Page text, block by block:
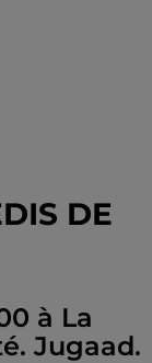
DE
à La
Jugaad.